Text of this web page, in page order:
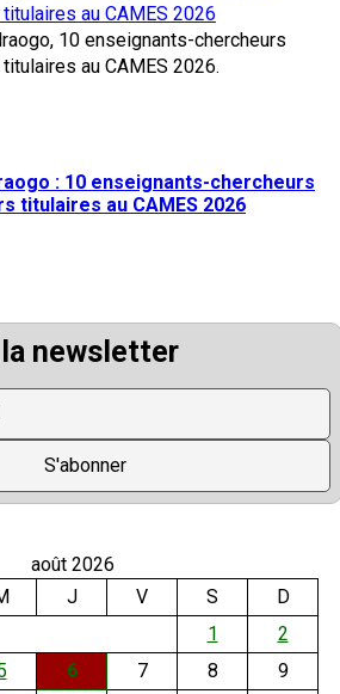
au CAMES 2026
: 10 enseignants-chercheurs
titulaires au CAMES 2026
newsletter
août 2026
J V S
D
1
2
6 7 8
9